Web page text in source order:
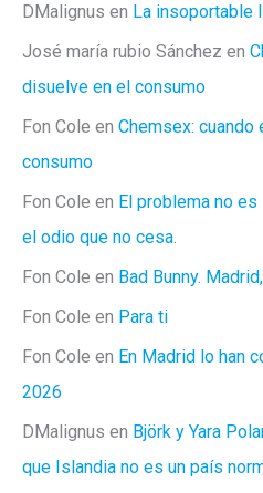
DMalignus en La insoportable
José maría rubio Sánchez en
disuelve en el consumo
Fon Cole en Chemsex:
consumo
Fon Cole en El problema no
el odio que no cesa.
Fon Cole en Bad Bunny.
Fon Cole en Para ti
Fon Cole en En Madrid lo han
2026
DMalignus en Björk y Yara
que Islandia no es un país